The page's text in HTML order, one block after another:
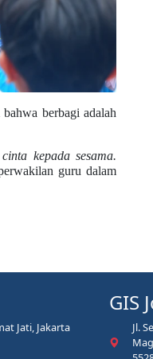
berbagi adalah
kepada sesama.
guru dalam
Jati, Jakarta
GIS
Jl.